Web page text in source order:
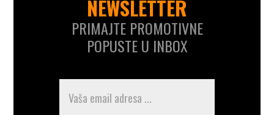
NEWSLETTER
PRIMAJTE PROMOTIVNE
POPUSTE U INBOX